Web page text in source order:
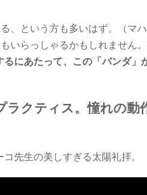
、という方も多いはず。（マ
いらっしゃるかもしれません。
るにあたって、この「バンダ」
ラクティス。憧れの動
先生の美しすぎる太陽礼拝。